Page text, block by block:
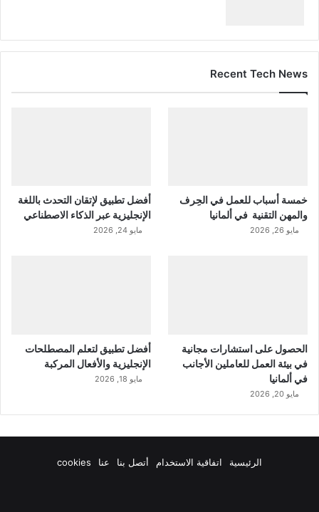
Recent Tech News
خمسة أسباب للعمل في الحِرف
والمهن التقنية في ألمانيا
مايو 26, 2026
أفضل تطبيق لإتقان التحدث باللغة
الإنجليزية عبر الذكاء الاصطناعي
مايو 24, 2026
الحصول على استشارات مجانية
في بيئة العمل للعاملين الأجانب
في ألمانيا
مايو 20, 2026
أفضل تطبيق لتعلم المصطلحات
الإنجليزية والأفعال المركبة
مايو 18, 2026
الرئيسية اتفاقية الاستخدام أتصل بنا عنا cookies